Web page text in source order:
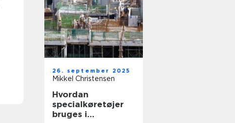
26. september 2025
Mikkel Christensen
Hvordan
specialkøretøjer
bruges i